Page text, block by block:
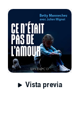
Vista previa